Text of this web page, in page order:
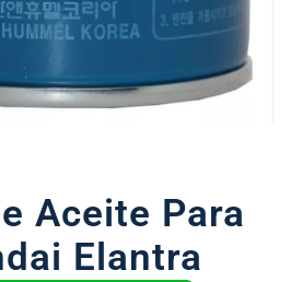
Aceite Para
Elantra